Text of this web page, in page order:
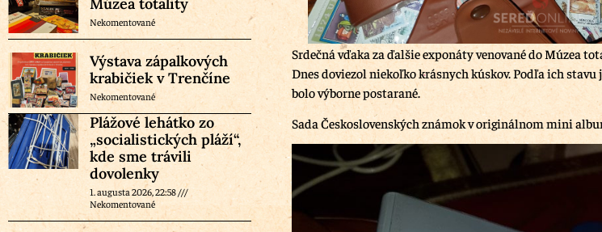
Nekomentované
Výstava zápalkových
krabičiek v Trenčíne
Nekomentované
Plážové lehátko zo
„socialistických pláží“,
kde sme trávili
dovolenky
1. augusta 2026, 22:58
Nekomentované
Srdečná vďaka za ďalšie exponáty venované do Múzea
Dnes doviezol niekoľko krásnych kúskov. Podľa ich stavu
bolo výborne postarané.
Sada Československých známok v originálnom mini